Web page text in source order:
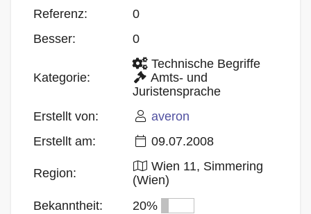
Blog
Referenz:
0
Besser:
0
Kategorie:
Technische Begriffe
Amts- und
Juristensprache
Erstellt von:
averon
Erstellt am:
09.07.2008
Region:
Wien 11, Simmering
(Wien)
Bekanntheit:
20%